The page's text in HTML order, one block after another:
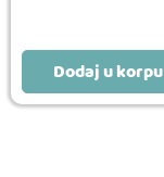
Dodaj u korpu